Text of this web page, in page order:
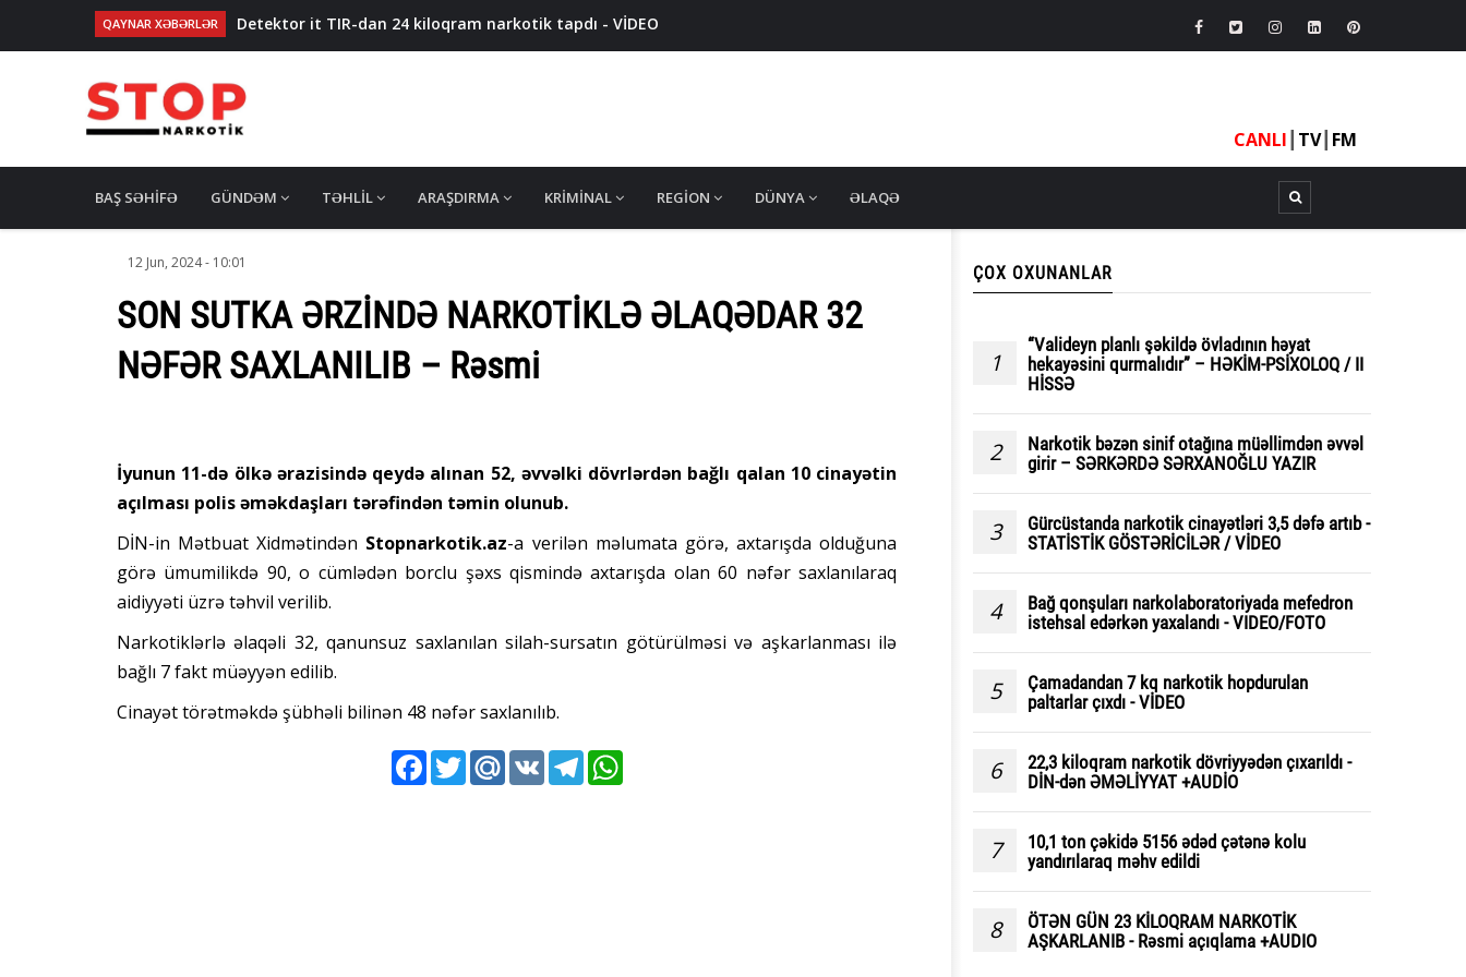
QAYNAR XƏBƏRLƏR
Detektor it TIR-dan 24 kiloqram narkotik tapdı - VİDEO
63 kilqorama qədər narkotik əməliyyatda ələ keçirildi - VİDEO
Lənkəranda kişi smartfon işlədən arvadının qabırğalarını qırdı
Dəyəri 2,3 milyon avro olan narkotik ələ keçirildi - VİDEO
CANLI TV┃ FM
NAVIGATION
BAŞ SƏHIFƏ GÜNDƏM TƏHLIL ARAŞDIRMA KRIMINAL REGION DÜNYA ƏLAQƏ
12 Jun, 2024 - 10:01
SON SUTKA ƏRZİNDƏ NARKOTİKLƏ ƏLAQƏDAR 32
NƏFƏR SAXLANILIB – Rəsmi
İyunun 11-də ölkə ərazisində qeydə alınan 52, əvvəlki dövrlərdən bağlı qalan 10 cinayətin
açılması polis əməkdaşları tərəfindən təmin olunub.
DİN-in Mətbuat Xidmətindən Stopnarkotik.az-a verilən məlumata görə, axtarışda olduğuna
görə ümumilikdə 90, o cümlədən borclu şəxs qismində axtarışda olan 60 nəfər saxlanılaraq
aidiyyəti üzrə təhvil verilib.
Narkotiklərlə əlaqəli 32, qanunsuz saxlanılan silah-sursatın götürülməsi və aşkarlanması ilə
bağlı 7 fakt müəyyən edilib.
Cinayət törətməkdə şübhəli bilinən 48 nəfər saxlanılıb.
FacebookTwitterMail.RuVK Telegram
ÇOX OXUNANLAR
1
“Valideyn planlı şəkildə övladının həyat
hekayəsini qurmalıdır” – HƏKİM-PSİXOLOQ / II
HİSSƏ
2
Narkotik bəzən sinif otağına müəllimdən əvvəl
girir – SƏRKƏRDƏ SƏRXANOĞLU YAZIR
3
Gürcüstanda narkotik cinayətləri 3,5 dəfə artıb -
STATİSTİK GÖSTƏRİCİLƏR / VİDEO
4
Bağ qonşuları narkolaboratoriyada mefedron
istehsal edərkən yaxalandı - VIDEO/FOTO
5
Çamadandan 7 kq narkotik hopdurulan
paltarlar çıxdı - VİDEO
6
22,3 kiloqram narkotik dövriyyədən çıxarıldı -
DİN-dən ƏMƏLİYYAT +AUDİO
7
10,1 ton çəkidə 5156 ədəd çətənə kolu
yandırılaraq məhv edildi
8
ÖTƏN GÜN 23 KİLOQRAM NARKOTİK
AŞKARLANIB - Rəsmi açıqlama +AUDIO